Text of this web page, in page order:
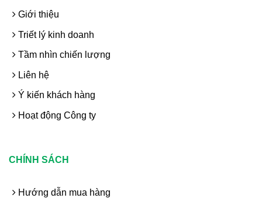
Giới thiệu
Triết lý kinh doanh
Tầm nhìn chiến lượng
Liên hệ
Ý kiến khách hàng
Hoạt động Công ty
CHÍNH SÁCH
Hướng dẫn mua hàng